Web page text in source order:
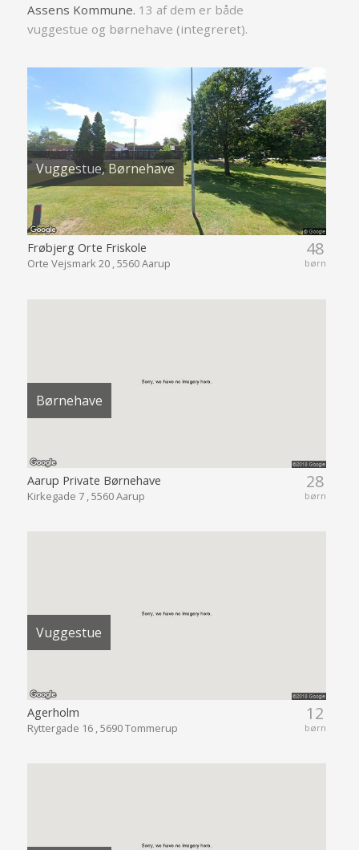
Assens Kommune. 13 af dem er både
vuggestue og børnehave (integreret).
Vuggestue, Børnehave
48
børn
Frøbjerg Orte Friskole
Orte Vejsmark 20 , 5560 Aarup
Børnehave
28
børn
Aarup Private Børnehave
Kirkegade 7 , 5560 Aarup
Vuggestue
12
børn
Agerholm
Ryttergade 16 , 5690 Tommerup